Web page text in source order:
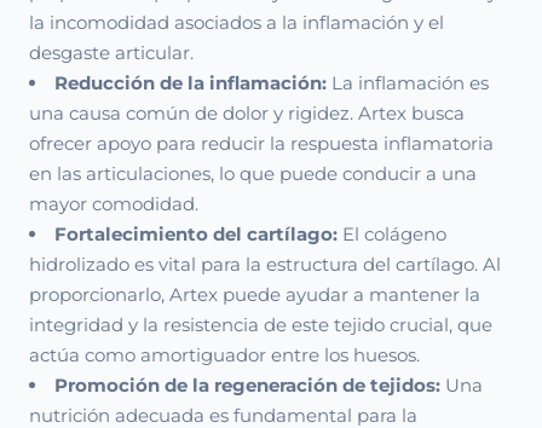
la incomodidad asociados a la inflamación y el
desgaste articular.
Reducción de la inflamación: La inflamación es
una causa común de dolor y rigidez. Artex busca
ofrecer apoyo para reducir la respuesta inflamatoria
en las articulaciones, lo que puede conducir a una
mayor comodidad.
Fortalecimiento del cartílago: El colágeno
hidrolizado es vital para la estructura del cartílago. Al
proporcionarlo, Artex puede ayudar a mantener la
integridad y la resistencia de este tejido crucial, que
actúa como amortiguador entre los huesos.
Promoción de la regeneración de tejidos: Una
nutrición adecuada es fundamental para la